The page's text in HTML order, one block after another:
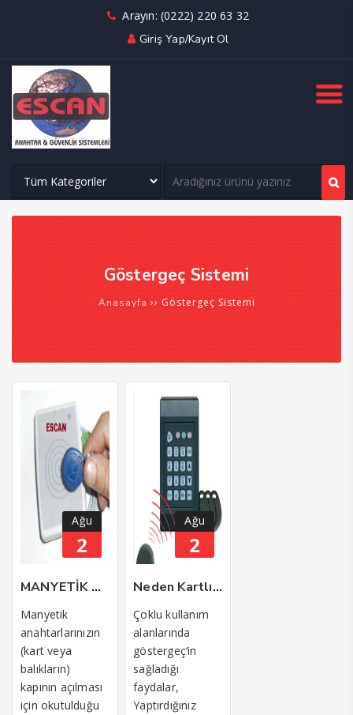
Arayın: (0222) 220 63 32
Giriş Yap/Kayıt Ol
Göstergeç Sistemi
Anasayfa ›› Göstergeç Sistemi
Ağu
2
MANYETİK OKUYUCU
Manyetik
anahtarlarınızın
(kart veya
balıkların)
kapının açılması
için okutulduğu
Ağu
2
Neden Kartlı Geçiş Göstergeç Sistemi
Çoklu kullanım
alanlarında
göstergeç‘in
sağladığı
faydalar,
Yaptırdığınız